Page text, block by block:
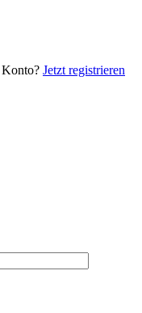
Konto? Jetzt registrieren